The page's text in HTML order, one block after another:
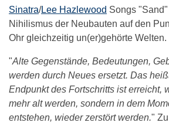
Sinatra/Lee Hazlewood Songs
Nihilismus der Neubauten auf den
Ohr gleichzeitig un(er)gehörte Welten.
"Alte Gegenstände, Bedeutungen,
werden durch Neues ersetzt. Das
Endpunkt des Fortschritts ist erreicht,
mehr alt werden, sondern in dem
entstehen, wieder zerstört werden."